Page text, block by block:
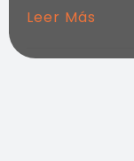
Leer Más